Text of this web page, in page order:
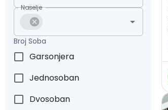
Naselje
Broj Soba
Garsonjera
Jednosoban
Dvosoban